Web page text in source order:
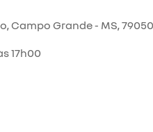
Campo Grande - MS,
17h00